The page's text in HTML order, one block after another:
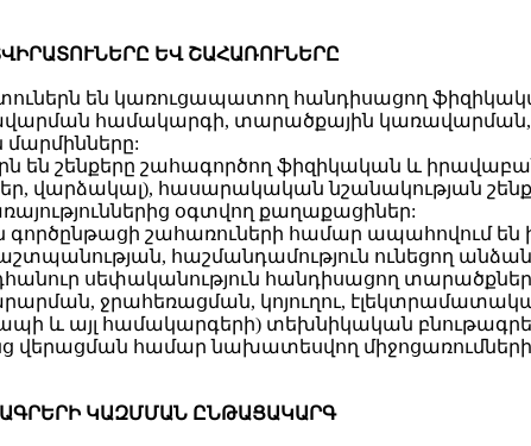
ԵՎ ՇԱՀԱՌՈՒՆԵՐԸ
են կառուցապատող հանդիսացող
համակարգի, տարածքային
են շենքերը շահագործող ֆիզիկական և
վարձակալ), հասարակական նշանակության
օգտվող քաղաքացիներ:
գործընթացի շահառուների համար ապահովում են
հաշմանդամություն ունեցող
սեփականություն հանդիսացող
ջրահեռացման, կոյուղու,
և այլ համակարգերի) տեխնիկական
վերացման համար նախատեսվող
ԿԱԶՄՄԱՆ ԸՆԹԱՑԱԿԱՐԳ